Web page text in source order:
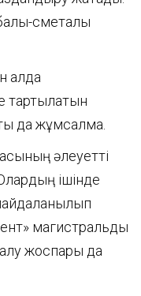
сметалық
алда
тартылатын
да жұмсалмақ.
әлеуетті
ішінде
пайдаланылып
магистральдық
жоспары да